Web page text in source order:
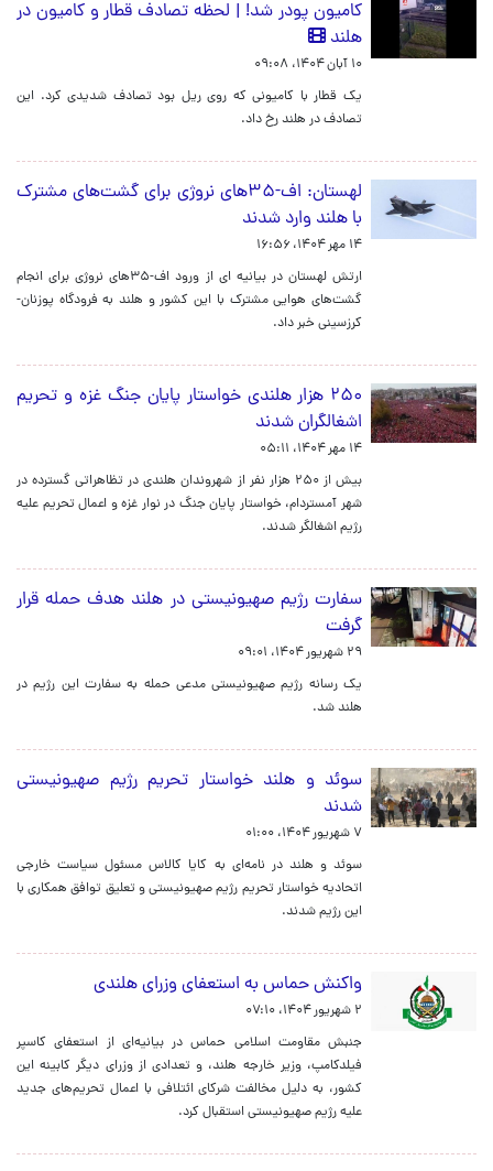
کامیون پودر شد! | لحظه تصادف قطار و کامیون در
هلند
۱۰ آبان ۱۴۰۴، ۰۹:۰۸
یک قطار با کامیونی که روی ریل بود تصادف شدیدی کرد. این
تصادف در هلند رخ داد.
لهستان: اف-۳۵های نروژی برای گشت‌های مشترک
با هلند وارد شدند
۱۴ مهر ۱۴۰۴، ۱۶:۵۶
ارتش لهستان در بیانیه ای از ورود اف-۳۵های نروژی برای انجام
گشت‌های هوایی مشترک با این کشور و هلند به فرودگاه پوزنان-
کرزسینی خبر داد.
۲۵۰ هزار هلندی خواستار پایان جنگ غزه و تحریم
اشغالگران شدند
۱۴ مهر ۱۴۰۴، ۰۵:۱۱
بیش از ۲۵۰ هزار نفر از شهروندان هلندی در تظاهراتی گسترده در
شهر آمستردام، خواستار پایان جنگ در نوار غزه و اعمال تحریم علیه
رژیم اشغالگر شدند.
سفارت رژیم صهیونیستی در هلند هدف حمله قرار
گرفت
۲۹ شهریور ۱۴۰۴، ۰۹:۰۱
یک رسانه رژیم صهیونیستی مدعی حمله به سفارت این رژیم در
هلند شد.
سوئد و هلند خواستار تحریم رژیم صهیونیستی
شدند
۷ شهریور ۱۴۰۴، ۰۱:۰۰
سوئد و هلند در نامه‌ای به کایا کالاس مسئول سیاست خارجی
اتحادیه خواستار تحریم رژیم صهیونیستی و تعلیق توافق همکاری با
این رژیم شدند.
واکنش حماس به استعفای وزرای هلندی
۲ شهریور ۱۴۰۴، ۰۷:۱۰
جنبش مقاومت اسلامی حماس در بیانیه‌ای از استعفای کاسپر
فیلدکامپ، وزیر خارجه هلند، و تعدادی از وزرای دیگر کابینه این
کشور، به دلیل مخالفت شرکای ائتلافی با اعمال تحریم‌های جدید
علیه رژیم صهیونیستی استقبال کرد.